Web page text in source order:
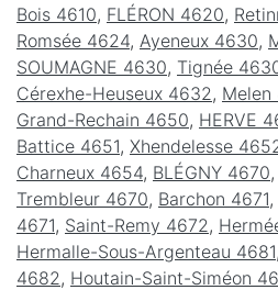
Bois 4610, FLÉRON 4620,
Romsée 4624, Ayeneux 4630,
SOUMAGNE 4630, Tignée
Cérexhe-Heuseux 4632 , Melen
Grand-Rechain 4650, HERVE
Battice 4651, Xhendelesse
Charneux 4654, BLÉGNY 4670,
Trembleur 4670, Barchon 4671,
4671, Saint-Remy 4672 ,
Hermalle-Sous-Argenteau 4681
4682 , Houtain-Saint-Siméon